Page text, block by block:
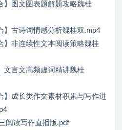
】图文图表题解题攻略魏桂
】古诗词情感分析魏桂双.mp4
】非连续性文本阅读策略魏桂
文言文高频虚词精讲魏桂
】成长类作文素材积累与写作进
阅读写作直播版.pdf